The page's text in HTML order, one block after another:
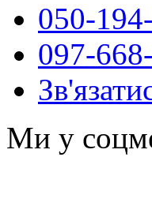
050-
097-
Ми у